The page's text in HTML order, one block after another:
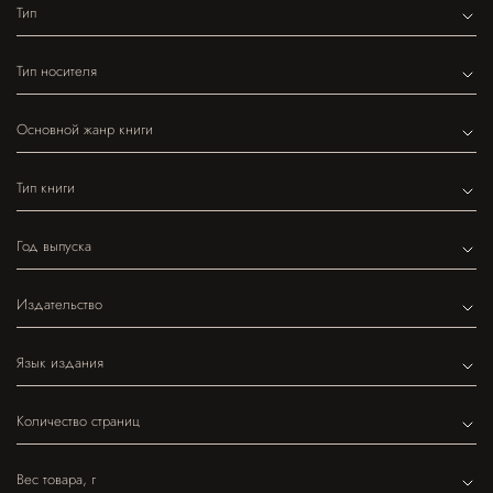
Тип
Тип носителя
Основной жанр книги
Тип книги
Год выпуска
Издательство
Язык издания
Количество страниц
Вес товара, г